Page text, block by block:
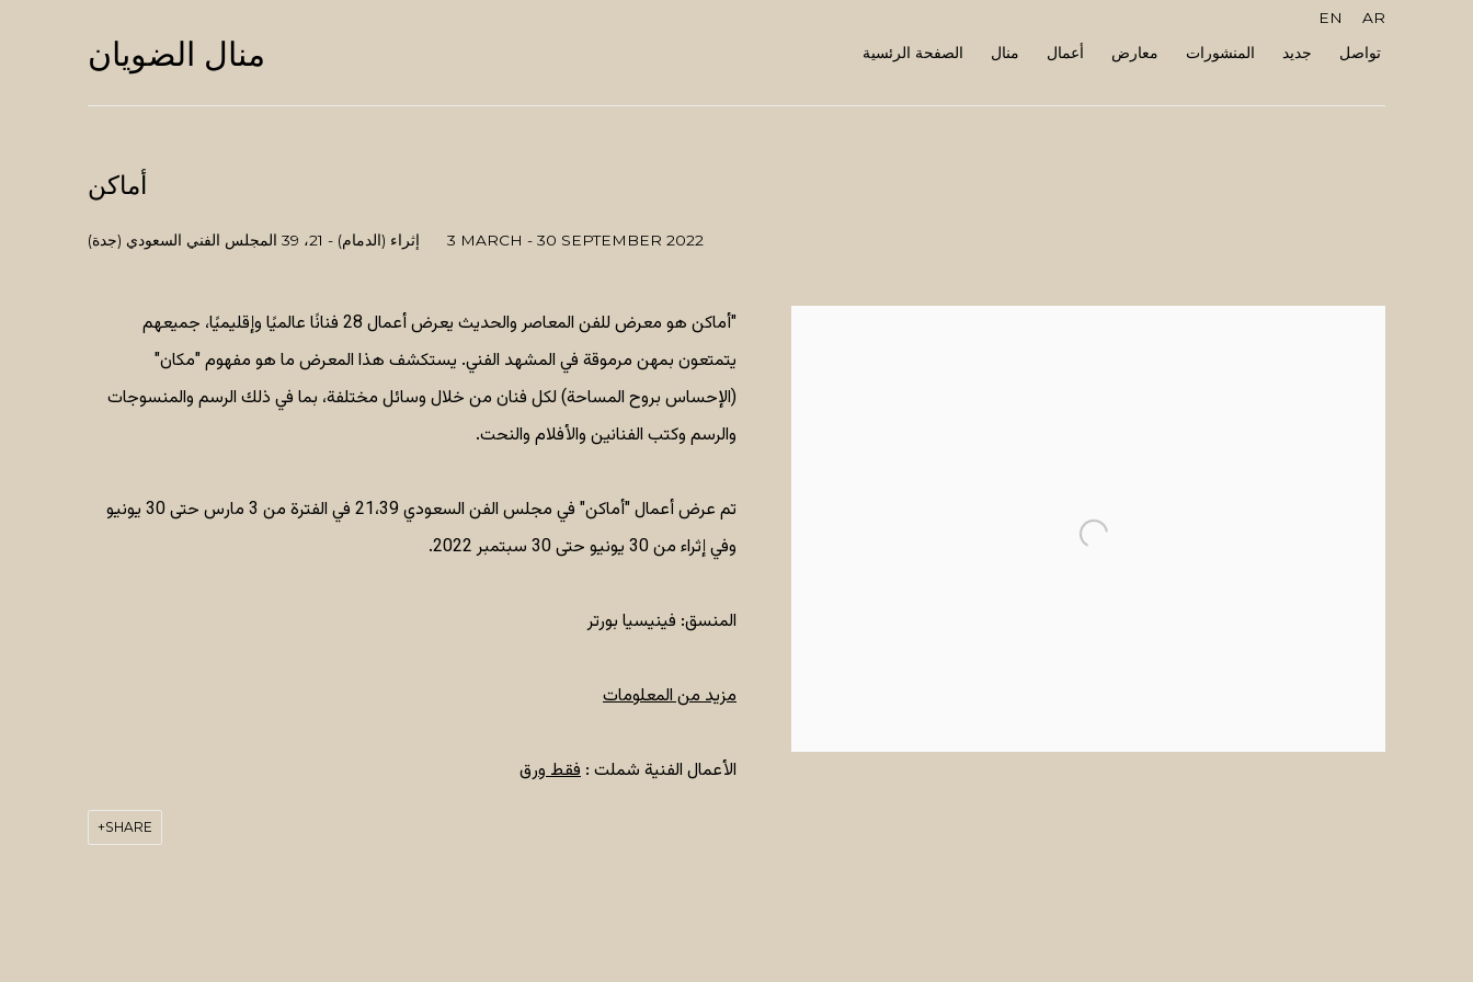
منال الضويان الصفحة الرئسية منال أعمال معارض المنشورات جديد تواصل
EN AR
أماكن
إثراء (الدمام) - 21، 39 المجلس الفني السعودي (جدة) 3 MARCH - 30 SEPTEMBER 2022
"أماكن هو معرض للفن المعاصر والحديث يعرض أعمال 28 فنانًا عالميًا وإقليميًا، جميعهم
يتمتعون بمهن مرموقة في المشهد الفني. يستكشف هذا المعرض ما هو مفهوم "مكان"
(الإحساس بروح المساحة) لكل فنان من خلال وسائل مختلفة، بما في ذلك الرسم والمنسوجات
والرسم وكتب الفنانين والأفلام والنحت.
تم عرض أعمال "أماكن" في مجلس الفن السعودي 21،39 في الفترة من 3 مارس حتى 30 يونيو
وفي إثراء من 30 يونيو حتى 30 سبتمبر 2022.
المنسق: فينيسيا بورتر
مزيد من المعلومات
الأعمال الفنية شملت : فقط ورق
SHARE